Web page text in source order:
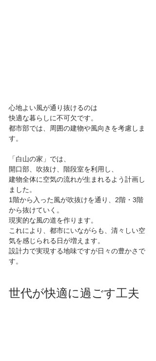
心地よい風が通り抜けるのは
快適な暮らしに不可欠です。
都市部では、周囲の建物や風向きを考慮しま
す。
「白山の家」では、
開口部、吹抜け、階段室を利用し、
建物全体に空気の流れが生まれるよう計画し
ました。
1階から入った風が吹抜けを通り、2階・3階
から抜けていく。
現実的な風の道を作ります。
これにより、都市にいながらも、清々しい空
気を感じられる日が増えます。
設計力で実現する地味ですが日々の豊かさで
す。
世代が快適に過ごす工夫